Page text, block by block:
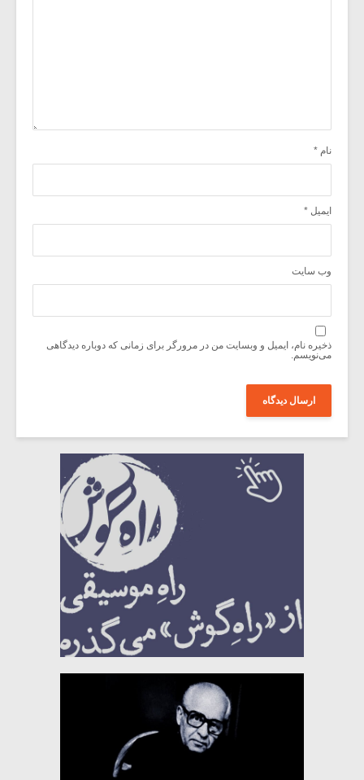
نام *
ایمیل *
وب‌ سایت
ذخیره نام، ایمیل و وبسایت من در مرورگر برای زمانی که دوباره دیدگاهی
می‌نویسم.